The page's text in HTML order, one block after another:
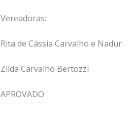
Vereadoras:
Rita de Cássia Carvalho e Nadur
Zilda Carvalho Bertozzi
APROVADO